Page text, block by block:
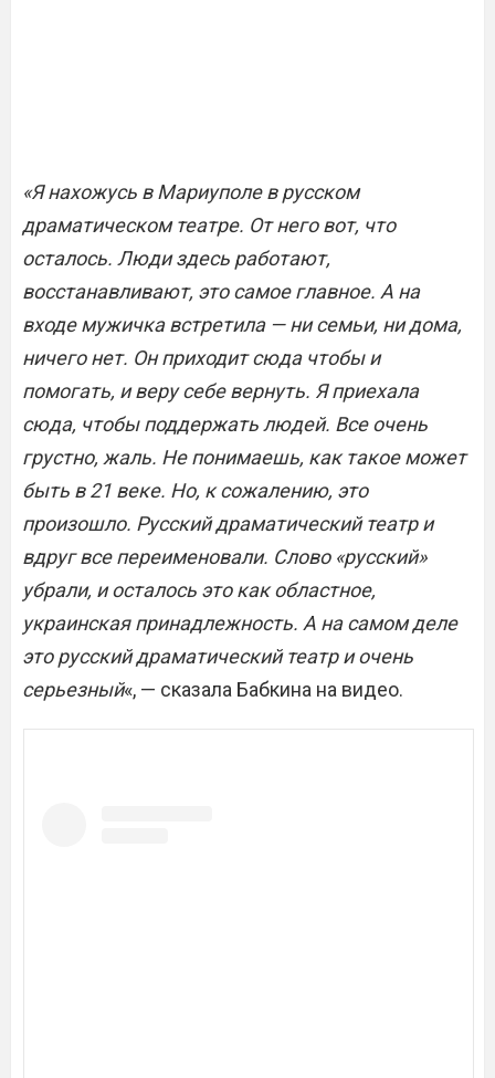
«Я нахожусь в Мариуполе в русском
драматическом театре. От него вот, что
осталось. Люди здесь работают,
восстанавливают, это самое главное. А на
входе мужичка встретила — ни семьи, ни дома,
ничего нет. Он приходит сюда чтобы и
помогать, и веру себе вернуть. Я приехала
сюда, чтобы поддержать людей. Все очень
грустно, жаль. Не понимаешь, как такое может
быть в 21 веке. Но, к сожалению, это
произошло. Русский драматический театр и
вдруг все переименовали. Слово «русский»
убрали, и осталось это как областное,
украинская принадлежность. А на самом деле
это русский драматический театр и очень
серьезный«, — сказала Бабкина на видео.